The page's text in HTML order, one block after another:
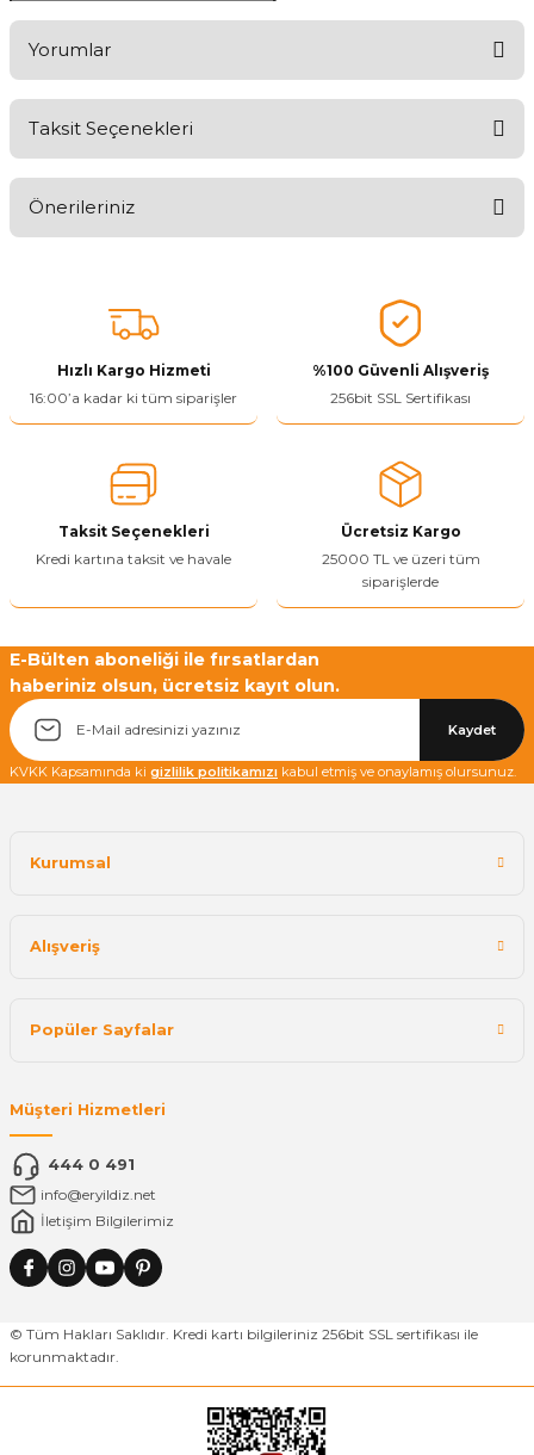
Yorumlar
Taksit Seçenekleri
Önerileriniz
tarafımıza iletebilirsiniz.
Görüş ve önerileriniz için teşekkür ederiz.
Ürün resmi kalitesiz, bozuk veya görüntülenemiyor.
Ürün bilgilerinde hatalar bulunuyor.
Ürün fiyatı diğer sitelerden daha pahalı.
Bu ürüne benzer farklı alternatifler olmalı.
Yetkiliye Gönder
Hızlı Kargo Hizmeti
16:00’a kadar ki tüm siparişler
%100 Güvenli Alışveriş
256bit SSL Sertifikası
Taksit Seçenekleri
Kredi kartına taksit ve havale
Ücretsiz Kargo
25000 TL ve üzeri tüm
siparişlerde
E-Bülten aboneliği ile fırsatlardan
haberiniz olsun, ücretsiz kayıt olun.
Kaydet
KVKK Kapsamında ki gizlilik politikamızı kabul etmiş ve onaylamış olursunuz.
Kurumsal
Alışveriş
Popüler Sayfalar
Müşteri Hizmetleri
444 0 491
info@eryildiz.net
İletişim Bilgilerimiz
© Tüm Hakları Saklıdır. Kredi kartı bilgileriniz 256bit SSL sertifikası ile
korunmaktadır.